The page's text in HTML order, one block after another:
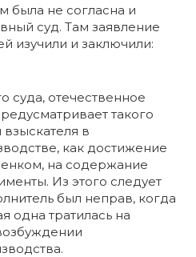
была не согласна и
суд. Там заявление
изучили и заключили:
отечественное
такого
в
как достижение
на содержание
Из этого следует
был неправ, когда
одна тратилась на